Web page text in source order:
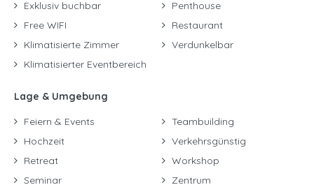
Exklusiv buchbar
Free WIFI
Klimatisierte Zimmer
Klimatisierter Eventbereich
Penthouse
Restaurant
Verdunkelbar
Lage & Umgebung
Feiern & Events
Hochzeit
Retreat
Seminar
Teambuilding
Verkehrsgünstig
Workshop
Zentrum